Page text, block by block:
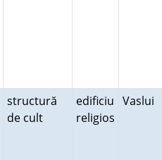
structură
de cult
edificiu
religios
Vaslui